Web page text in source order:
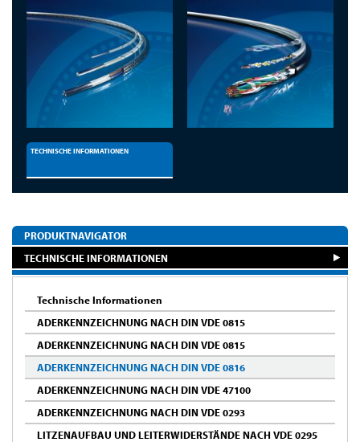
TECHNISCHE INFORMATIONEN
PRODUKTNAVIGATOR
TECHNISCHE INFORMATIONEN
Technische Informationen
ADERKENNZEICHNUNG NACH DIN VDE 0815
ADERKENNZEICHNUNG NACH DIN VDE 0815
ADERKENNZEICHNUNG NACH DIN VDE 0816
ADERKENNZEICHNUNG NACH DIN VDE 47100
ADERKENNZEICHNUNG NACH DIN VDE 0293
LITZENAUFBAU UND LEITERWIDERSTÄNDE NACH VDE 0295